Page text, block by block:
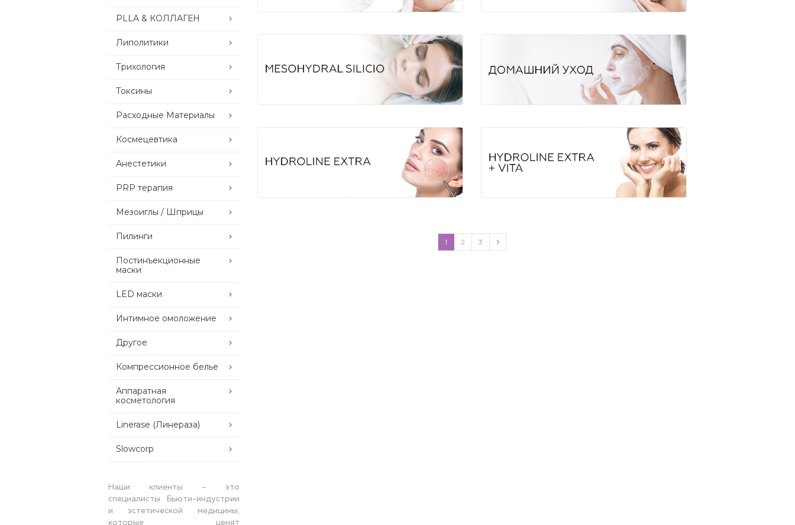
PLLA & КОЛЛАГЕН
Липолитики
Трихология
Токсины
Расходные Материалы
Космецевтика
Анестетики
PRP терапия
Мезоиглы / Шприцы
Пилинги
Постинъекционные
маски
LED маски
Интимное омоложение
Другое
Компрессионное белье
Аппаратная
косметология
Linerase (Линераза)
Slowcorp
Наши клиенты - это
специалисты Бьюти-индустрии
и эстетической медицины,
которые ценят
1 2 3